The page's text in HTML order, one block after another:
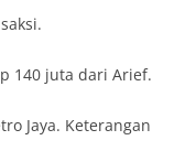
140 juta dari Arief.
Jaya. Keterangan